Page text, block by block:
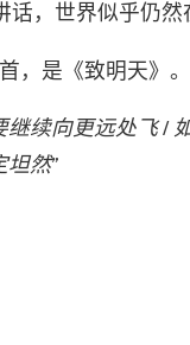
，世界似乎仍
，是《致明天》。
继续向更远处飞 /
坦然”